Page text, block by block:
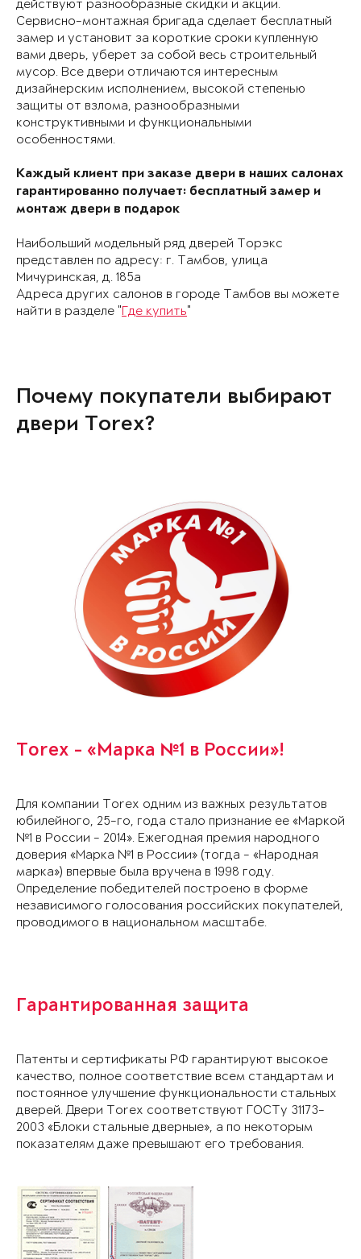
действуют разнообразные скидки и акции.
Сервисно-монтажная бригада сделает бесплатный
замер и установит за короткие сроки купленную
вами дверь, уберет за собой весь строительный
мусор. Все двери отличаются интересным
дизайнерским исполнением, высокой степенью
защиты от взлома, разнообразными
конструктивными и функциональными
особенностями.
Каждый клиент при заказе двери в наших салонах
гарантированно получает: бесплатный замер и
монтаж двери в подарок
Наибольший модельный ряд дверей Торэкс
представлен по адресу: г. Тамбов, улица
Мичуринская, д. 185а
Адреса других салонов в городе Тамбов вы можете
найти в разделе "Где купить"
Почему покупатели выбирают
двери Torex?
Torex - «Марка №1 в России»!
Для компании Torex одним из важных результатов
юбилейного, 25-го, года стало признание ее «Маркой
№1 в России - 2014». Ежегодная премия народного
доверия «Марка №1 в России» (тогда - «Народная
марка») впервые была вручена в 1998 году.
Определение победителей построено в форме
независимого голосования российских покупателей,
проводимого в национальном масштабе.
Гарантированная защита
Патенты и сертификаты РФ гарантируют высокое
качество, полное соответствие всем стандартам и
постоянное улучшение функциональности стальных
дверей. Двери Torex соответствуют ГОСТу 31173-
2003 «Блоки стальные дверные», а по некоторым
показателям даже превышают его требования.